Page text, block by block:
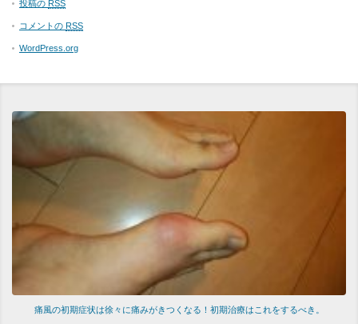
投稿の RSS
コメントの RSS
WordPress.org
痛風の初期症状は徐々に痛みがきつくなる！初期治療はこれをするべき。